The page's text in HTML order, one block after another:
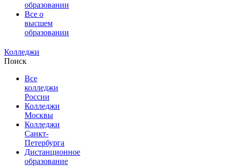
образовании
Все о
высшем
образовании
Колледжи
Поиск
Все
колледжи
России
Колледжи
Москвы
Колледжи
Санкт-
Петербурга
Дистанционное
образование